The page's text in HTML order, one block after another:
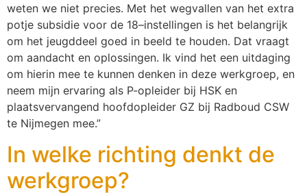
weten we niet precies. Met het wegvallen van het extra
potje subsidie voor de 18–instellingen is het belangrijk
om het jeugddeel goed in beeld te houden. Dat vraagt
om aandacht en oplossingen. Ik vind het een uitdaging
om hierin mee te kunnen denken in deze werkgroep, en
neem mijn ervaring als P-opleider bij HSK en
plaatsvervangend hoofdopleider GZ bij Radboud CSW
te Nijmegen mee.”
In welke richting denkt de
werkgroep?